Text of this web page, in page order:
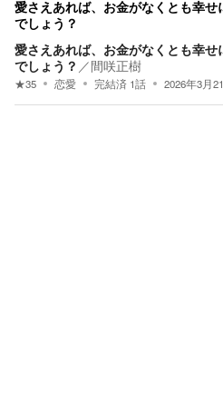
愛さえあれば、お金がなくとも幸せ
でしょう？
愛さえあれば、お金がなくとも幸
でしょう？ ／間咲正樹
★35 恋愛 完結済 1話 2026年3月